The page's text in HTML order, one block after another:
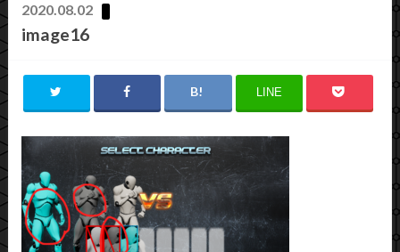
2020.08.02
image16
LINE